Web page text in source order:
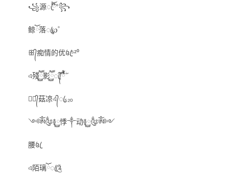
꧁源ꦿ໊ོ°꧂
鲸ོ落ꦿ℘゜
ꕥ᭄痴情的优꧔ꦿ⁵²⁰
এ殘ཽ࿆影ཽ࿆ꦿ᭄้໊ྃۖ
✿ꦿ᭄菇凉এ᭄ꦿ₅₂ₒ
༺ༀ༂࿅࿆悸༒动࿅࿆༂ༀ༻
腰꧔ꦿ
এ陌璃ོꦿ༊